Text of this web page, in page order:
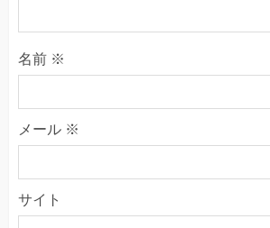
名前 ※
メール ※
サイト